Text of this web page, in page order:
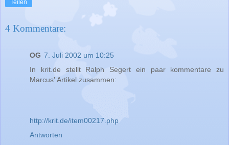
Teilen
4 Kommentare:
OG 7. Juli 2002 um 10:25
In krit.de stellt Ralph Segert ein paar kommentare zu
Marcus' Artikel zusammen:
http://krit.de/item00217.php
Antworten